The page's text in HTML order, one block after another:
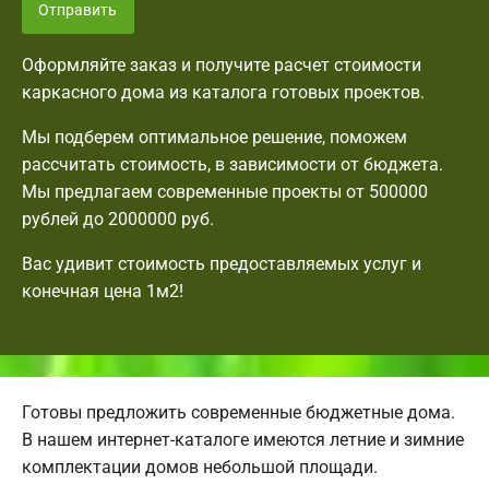
Отправить
Оформляйте заказ и получите расчет стоимости
каркасного дома из каталога готовых проектов.
Мы подберем оптимальное решение, поможем
рассчитать стоимость, в зависимости от бюджета.
Мы предлагаем современные проекты от 500000
рублей до 2000000 руб.
Вас удивит стоимость предоставляемых услуг и
конечная цена 1м2!
Готовы предложить современные бюджетные дома.
В нашем интернет-каталоге имеются летние и зимние
комплектации домов небольшой площади.